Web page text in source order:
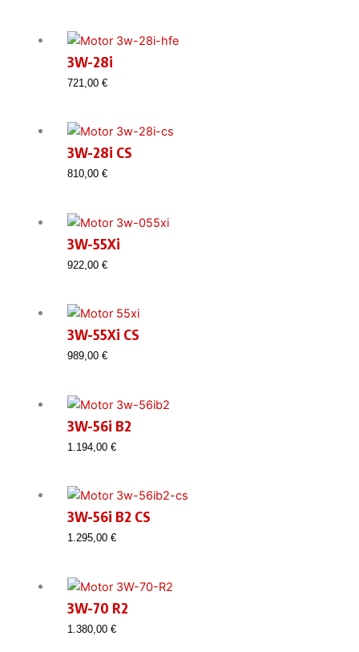
3W-28i
721,00 €
3W-28i CS
810,00 €
3W-55Xi
922,00 €
3W-55Xi CS
989,00 €
3W-56i B2
1.194,00 €
3W-56i B2 CS
1.295,00 €
3W-70 R2
1.380,00 €